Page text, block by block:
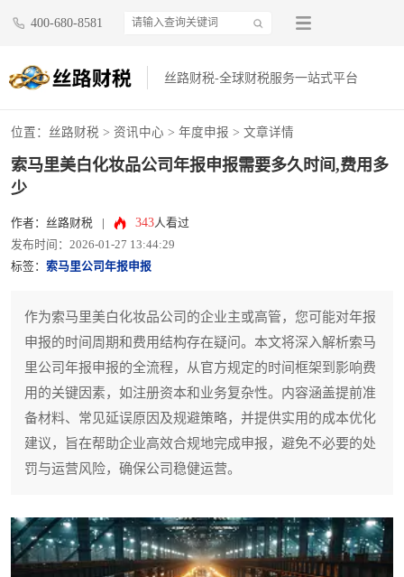
400-680-8581
丝路财税-全球财税服务一站式平台
位置： 丝路财税 > 资讯中心 > 年度申报 > 文章详情
索马里美白化妆品公司年报申报需要多久时间,费用多
少
作者：丝路财税 343人看过
发布时间：2026-01-27 13:44:29
标签： 索马里公司年报申报
作为索马里美白化妆品公司的企业主或高管，您可能对年报
申报的时间周期和费用结构存在疑问。本文将深入解析索马
里公司年报申报的全流程，从官方规定的时间框架到影响费
用的关键因素，如注册资本和业务复杂性。内容涵盖提前准
备材料、常见延误原因及规避策略，并提供实用的成本优化
建议，旨在帮助企业高效合规地完成申报，避免不必要的处
罚与运营风险，确保公司稳健运营。